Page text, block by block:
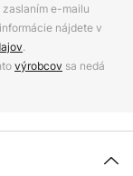
e-mailu
nájdete v
.
výrobcov sa nedá